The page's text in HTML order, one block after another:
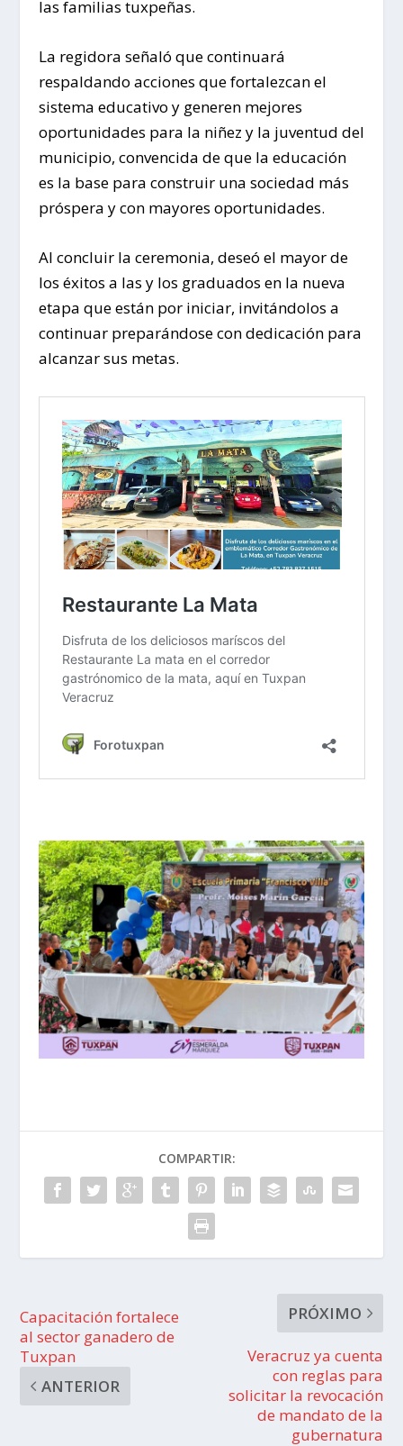
las familias tuxpeñas.
La regidora señaló que continuará
respaldando acciones que fortalezcan el
sistema educativo y generen mejores
oportunidades para la niñez y la juventud del
municipio, convencida de que la educación
es la base para construir una sociedad más
próspera y con mayores oportunidades.
Al concluir la ceremonia, deseó el mayor de
los éxitos a las y los graduados en la nueva
etapa que están por iniciar, invitándolos a
continuar preparándose con dedicación para
alcanzar sus metas.
COMPARTIR:
Capacitación fortalece
al sector ganadero de
Tuxpan
ANTERIOR
PRÓXIMO
Veracruz ya cuenta
con reglas para
solicitar la revocación
de mandato de la
gubernatura